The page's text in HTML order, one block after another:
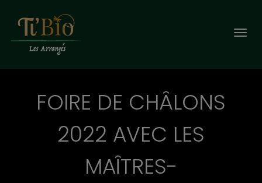
FOIRE DE CHÂLONS
2022 AVEC LES
MAÎTRES-